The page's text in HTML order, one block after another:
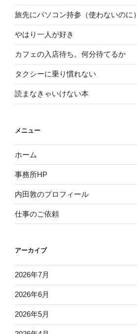
旅先にパソコン持参（使わないのに）
やはり一人が好き
カフェの入店待ち。何分待てるか
タクシーに乗り慣れない
読まなきゃいけない本
メニュー
ホーム
事務所HP
内田敦のプロフィール
仕事のご依頼
アーカイブ
2026年7月
2026年6月
2026年5月